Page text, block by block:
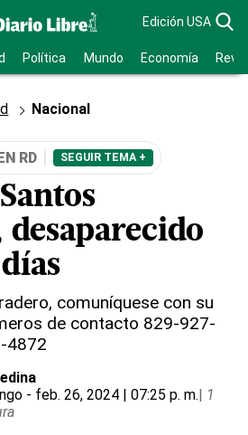
Edición USA
Política Mundo Economía
Nacional
RD SEGUIR TEMA +
desaparecido
comuníquese con su
de contacto 829-927-
4872
- feb. 26, 2024 | 07:25 p. m.| 1